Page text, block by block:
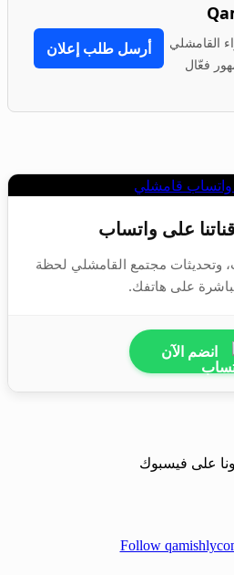
القامشلي
فعّال
أرسل طلب إعلان
على واتساب
وتحديثات مجتمع القامشلي لحظة
على هاتفك.
انضم الآن